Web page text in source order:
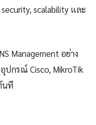
scalability และ
Management อย่าง
ปกรณ์ Cisco, MikroTik
นที